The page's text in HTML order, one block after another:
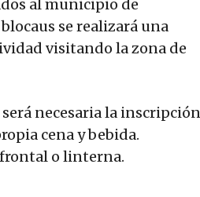
al municipio de
se realizará una
visitando la zona de
necesaria la inscripción
cena y bebida.
frontal o linterna.